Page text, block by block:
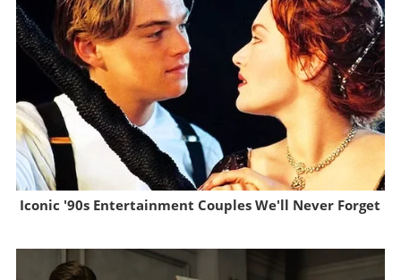
Iconic '90s Entertainment Couples We'll Never Forget